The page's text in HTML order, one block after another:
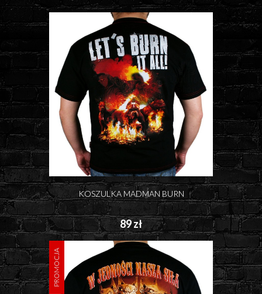
KOSZULKA MADMAN BURN
89 zł
PROMOCJA